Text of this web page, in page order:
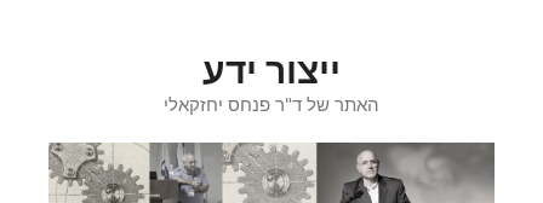
ייצור ידע
האתר של ד"ר פנחס יחזקאלי